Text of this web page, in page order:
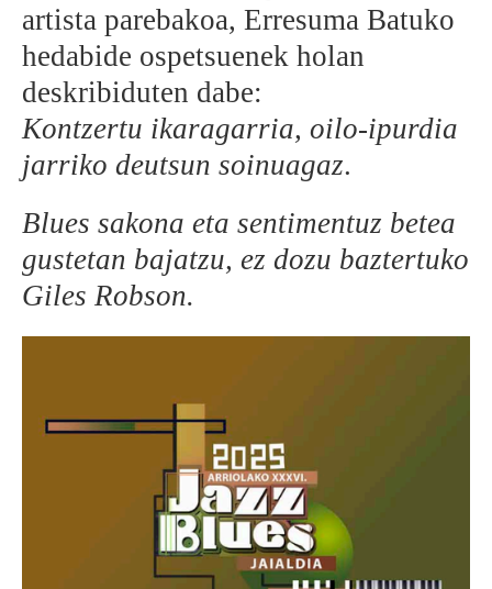
artista parebakoa, Erresuma Batuko
hedabide ospetsuenek holan
deskribiduten dabe:
Kontzertu ikaragarria, oilo-ipurdia
jarriko deutsun soinuagaz.
Blues sakona eta sentimentuz betea
gustetan bajatzu, ez dozu baztertuko
Giles Robson.